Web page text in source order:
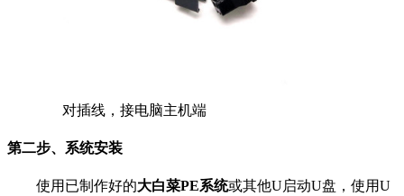
对插线，接电脑主机端
第二步、系统安装
使用已制作好的大白菜PE系统或其他U启动U盘，使用U